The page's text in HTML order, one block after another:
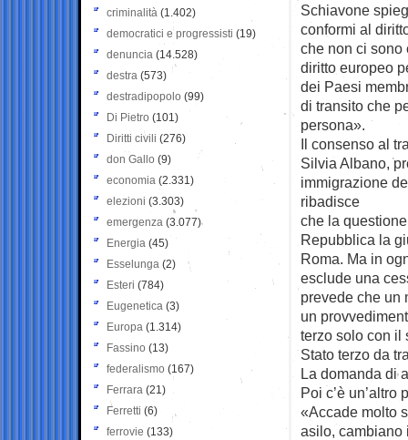
Schiavone
conformi al
che non ci sono
diritto europeo
dei Paesi
di transito che
persona».
Il consenso al
Silvia Albano,
immigrazione
ribadisce
che la
Repubblica la
Roma. Ma in
esclude una
prevede che un
un
terzo solo con il
Stato terzo da
La domanda di
Poi c’è
«Accade molto
asilo, cambiano
criminalità (1.402)
democratici e progressisti (19)
denuncia (14.528)
destra (573)
destradipopolo (99)
Di Pietro (101)
Diritti civili (276)
don Gallo (9)
economia (2.331)
elezioni (3.303)
emergenza (3.077)
Energia (45)
Esselunga (2)
Esteri (784)
Eugenetica (3)
Europa (1.314)
Fassino (13)
federalismo (167)
Ferrara (21)
Ferretti (6)
ferrovie (133)